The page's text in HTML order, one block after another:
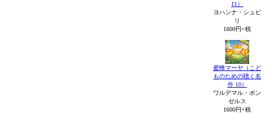
11）
ヨハンナ・シュピ
リ
1600円+税
蜜蜂マーヤ（こど
ものための聴く名
作 10）
ワルデマル・ボン
ゼルス
1600円+税